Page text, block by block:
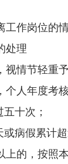
作岗位的
处理
情节轻重
人年度考核
十次；
病假累计超
的，按照